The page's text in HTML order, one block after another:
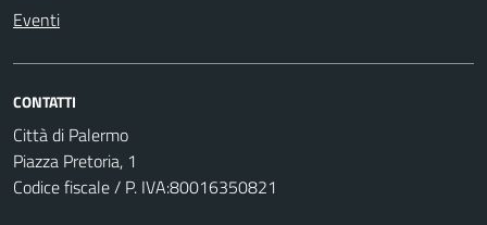
Eventi
CONTATTI
Città di Palermo
Piazza Pretoria, 1
Codice fiscale / P. IVA:80016350821